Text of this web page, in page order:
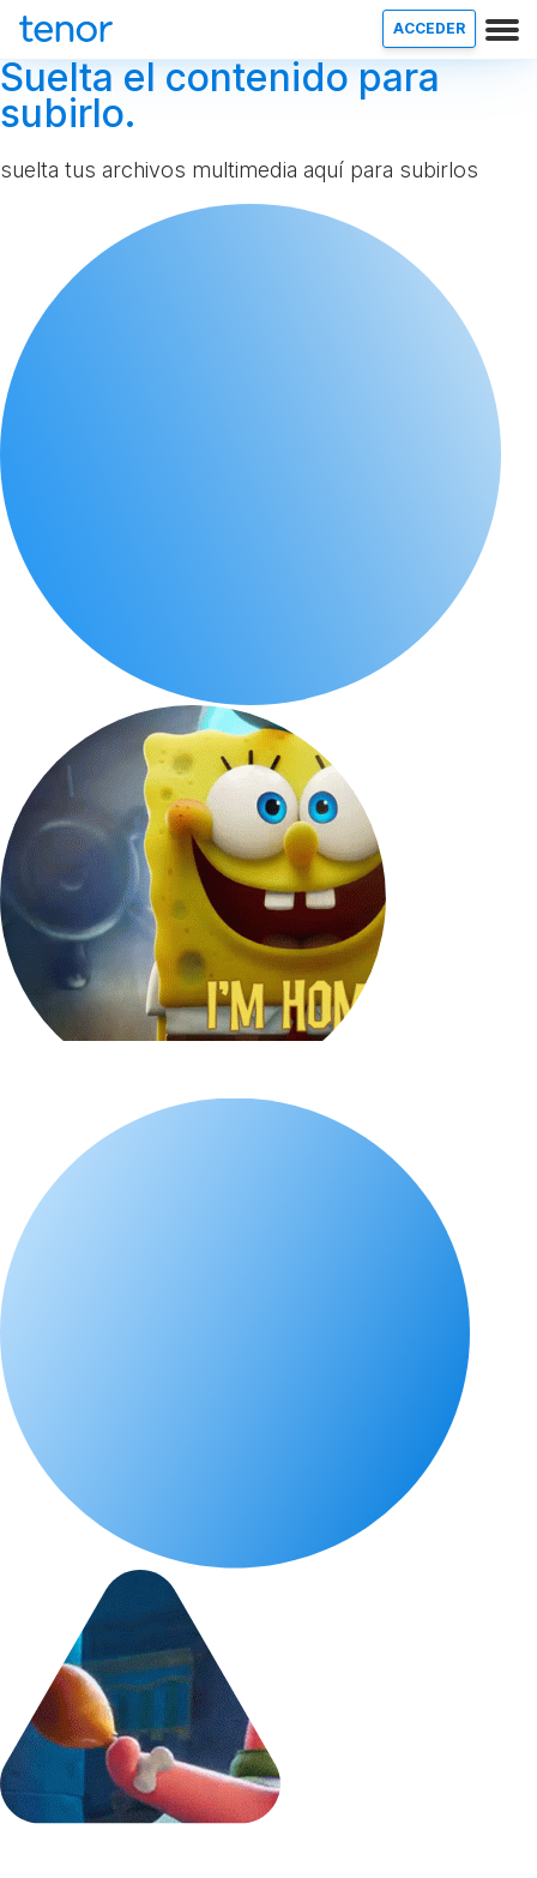
ACCEDER
Suelta el contenido para
subirlo.
suelta tus archivos multimedia aquí para subirlos